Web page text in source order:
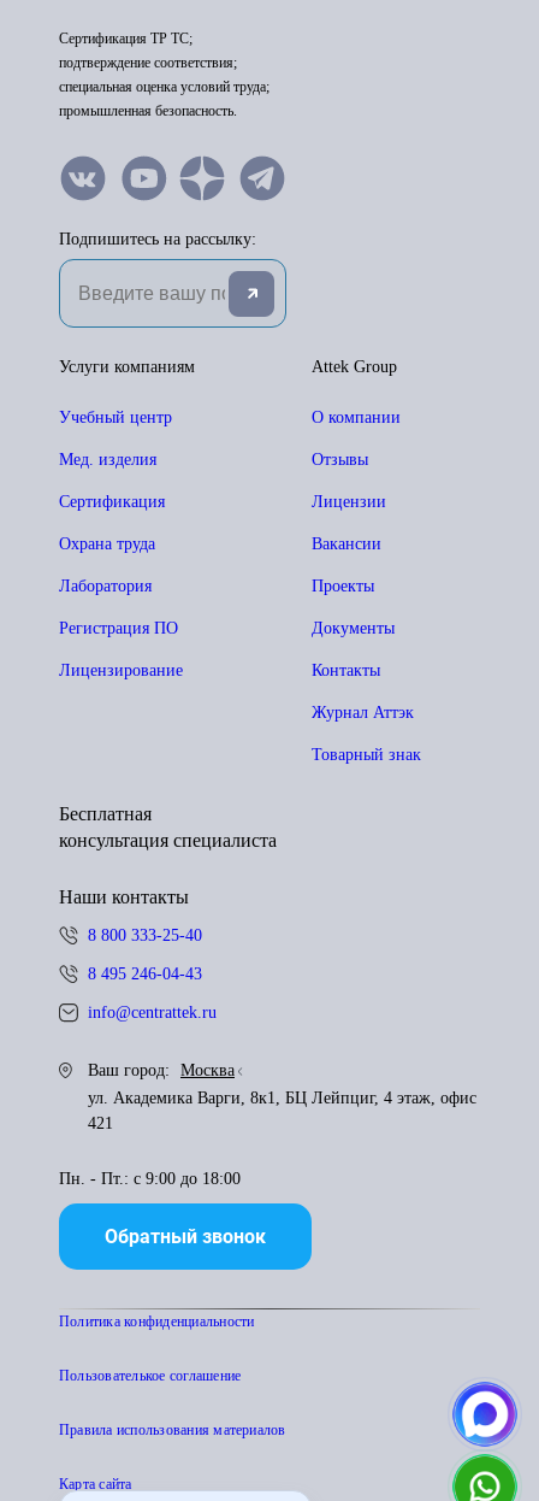
Сертификация ТР ТС;
подтверждение соответствия;
специальная оценка условий труда;
промышленная безопасность.
Подпишитесь на рассылку:
Attek Group
О компании
Отзывы
Лицензии
Вакансии
Проекты
Документы
Контакты
Журнал Аттэк
Товарный знак
Услуги компаниям
Учебный центр
Мед. изделия
Сертификация
Охрана труда
Лаборатория
Регистрация ПО
Лицензирование
Бесплатная
консультация специалиста
Наши контакты
8 800 333-25-40
8 495 246-04-43
info@centrattek.ru
Ваш город:
Москва
ул. Академика Варги, 8к1, БЦ Лейпциг, 4 этаж, офис
421
Пн. - Пт.: с 9:00 до 18:00
Обратный звонок
Политика конфиденциальности
Пользователькое соглашение
Правила использования материалов
Карта сайта